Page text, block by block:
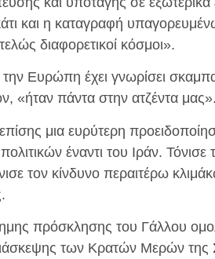
και η καταγραφή
διαφορετικοί κόσμοι».
Ευρώπη έχει γνωρίσει
«ήταν πάντα στην ατζέντα μας».
μια ευρύτερη
έναντι του Ιράν.
τον κίνδυνο περαιτέρω
πρόσκλησης του Γάλλου
των Κρατών Μερών της